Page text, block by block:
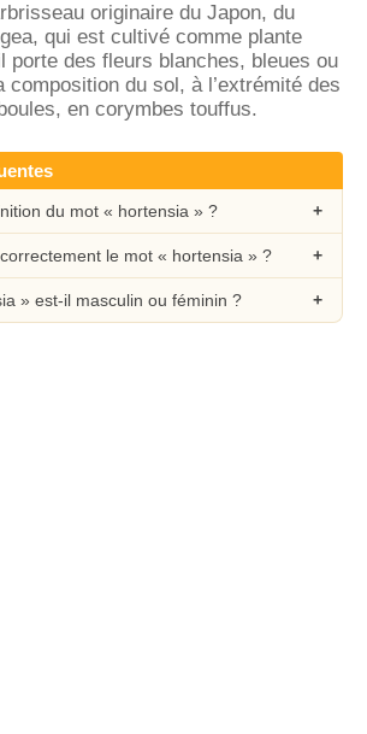
originaire du Japon, du
qui est cultivé comme plante
porte des fleurs blanches, bleues ou
composition du sol, à l’extrémité des
en corymbes touffus.
du mot « hortensia » ?
le mot « hortensia » ?
» est-il masculin ou féminin ?